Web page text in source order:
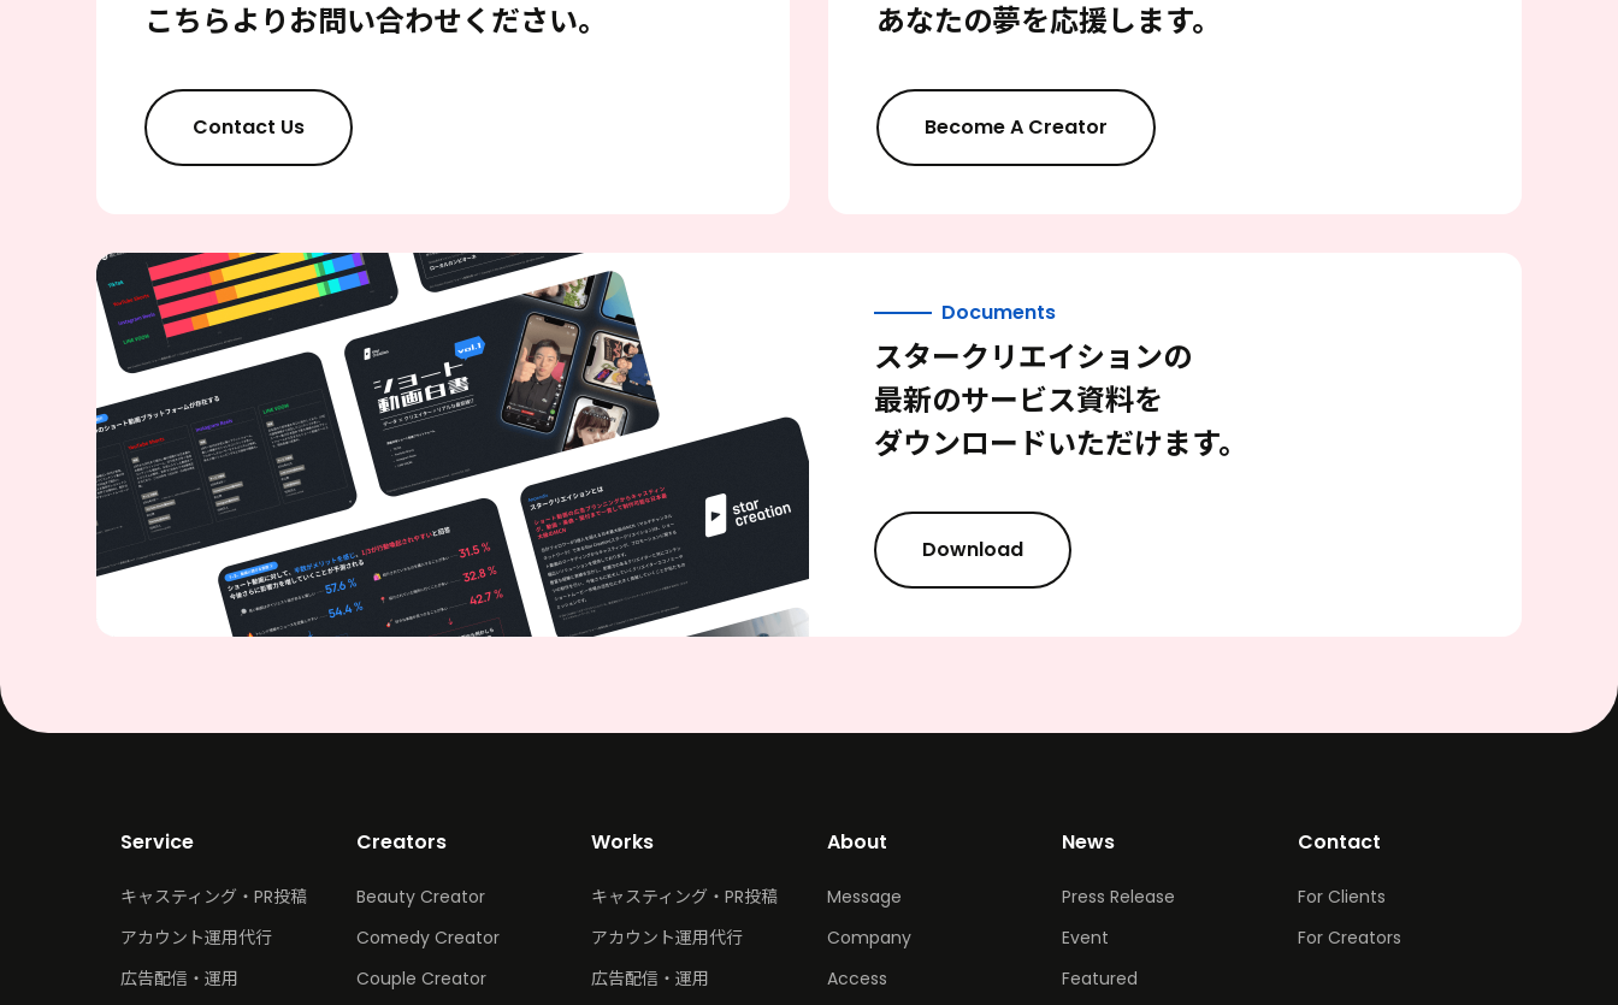
こちらよりお問い合わせください。
Contact Us
あなたの夢を応援します。
Become A Creator
Documents
スタークリエイションの
最新のサービス資料を
ダウンロードいただけます。
Download
Service
キャスティング・PR投稿
アカウント運用代行
広告配信・運用
Creators
Beauty Creator
Comedy Creator
Couple Creator
Works
キャスティング・PR投稿
アカウント運用代行
広告配信・運用
About
Message
Company
Access
News
Press Release
Event
Featured
Contact
For Clients
For Creators